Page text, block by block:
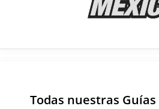
Todas nuestras